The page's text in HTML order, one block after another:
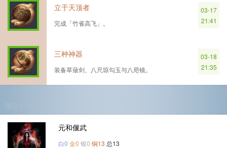
立于天顶者
完成「竹雀高飞」。
03-17
21:41
三种神器
装备草薙剑、八尺琼勾玉与八咫镜。
03-18
21:35
元和偃武
白0 金0 银0 铜13 总13